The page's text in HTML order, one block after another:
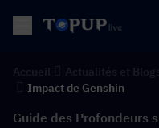
Impact de Genshin
Guide des Profondeurs